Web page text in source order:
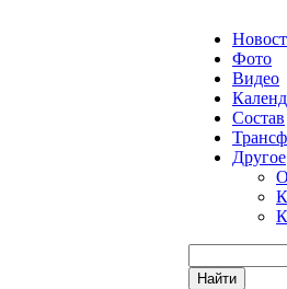
Фото
Видео
Состав
Другое
Найти